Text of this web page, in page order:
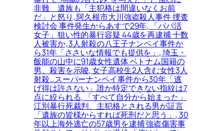
非難＿遺族も「主犯格は間違いなくお前
だ」と怒り, 阿久根市大川強盗殺人事件 捜査
検討会 事件発生からあすで29年, 「パパ活
女子」狙い性的暴行容疑 44歳を再逮捕 十数
人被害か, 3人射殺の八王子ナンペイ事件か
ら31年「ささいな情報でも提供を」, 埼玉・
飯能の山中に91歳女性遺体 ベトナム国籍の
男、殺害を示唆, 女子高校生2人含む女性3人
射殺…スーパーナンペイ事件から30年「逃
げ得は許さない」誰か特定できない指紋は7
点に絞られる, 「すべて自分から始まった」
江別暴行死裁判、主犯格とされる男が証言
「遺族の皆様からすれば死刑だと思う」, 30
年以上海外逃亡の57歳男を逮捕 強盗傷害事